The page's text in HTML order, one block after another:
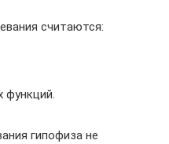
считаются:
функций.
гипофиза не